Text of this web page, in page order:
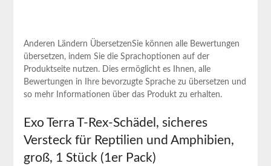
Anderen Ländern ‌ÜbersetzenSie können alle Bewertungen
übersetzen, indem Sie die Sprachoptionen auf der
Produktseite nutzen. Dies ermöglicht es Ihnen, alle
Bewertungen in Ihre bevorzugte Sprache zu übersetzen und
so ⁤mehr Informationen über das Produkt zu erhalten.
Exo​ Terra T-Rex-Schädel, sicheres
Versteck für Reptilien und Amphibien,‍
groß, 1 Stück (1er Pack)